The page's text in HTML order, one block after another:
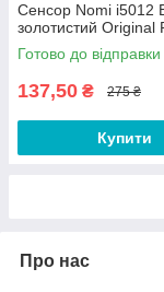
Сенсор Nomi i5012
золотистий Original
Готово до відправки
137,50 ₴ 275 ₴
Купити
Про нас